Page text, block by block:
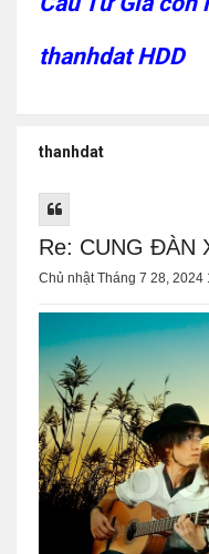
thanhdat HDD
thanhdat
Re: CUNG ĐÀN
Chủ nhật Tháng 7 28, 2024